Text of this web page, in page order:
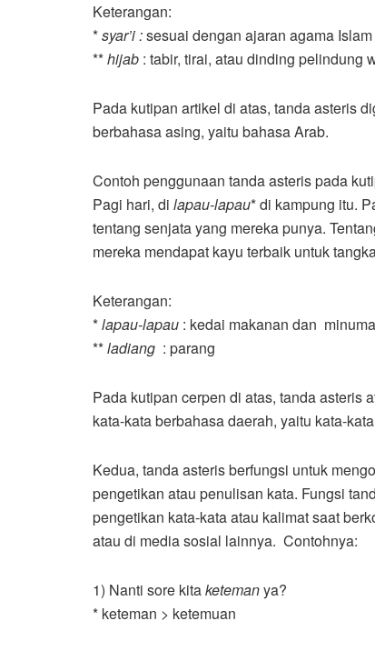
Keterangan:
*syar’i:sesuai dengan ajaran agama Islam
**hijab : tabir, tirai, atau dinding pelindung
Pada kutipan artikel di atas, tanda asteris
berbahasa asing, yaitu bahasa Arab.
Contoh penggunaan tanda asteris pada
Pagi hari, di lapau-lapau* di kampung itu.
tentang senjata yang mereka punya.
mereka mendapat kayu terbaik untuk
Keterangan:
*lapau-lapau : kedai makanan dan
**ladiang : parang
Pada kutipan cerpen di atas, tanda asteris
kata-kata berbahasa daerah, yaitu kata-
Kedua, tanda asteris berfungsi untuk
pengetikan atau penulisan kata. Fungsi
pengetikan kata-kata atau kalimat saat
atau di media sosial lainnya. Contohnya:
1) Nanti sore kitaketemanya?
* keteman > ketemuan